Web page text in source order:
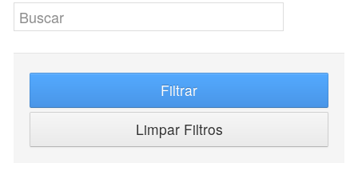
Filtrar
Limpar Filtros